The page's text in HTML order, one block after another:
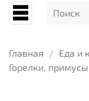
Главная Еда и
Горелки,